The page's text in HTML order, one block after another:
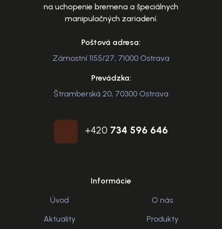
na uchopenie bremena a špeciálnych
manipulačných zariadení.
Poštová adresa:
Zámostní 1155/27, 71000 Ostrava
Prevádzka:
Štramberská 20, 70300 Ostrava
+420 734 596 646
Informácie
Úvod
O nás
Aktuality
Produkty